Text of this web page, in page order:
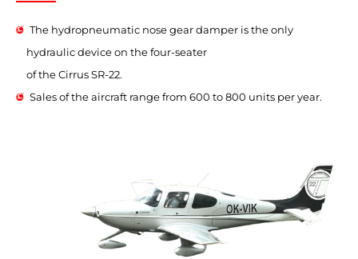
The hydropneumatic nose gear damper is the only
hydraulic device on the four-seater
of the Cirrus SR-22.
Sales of the aircraft range from 600 to 800 units per year.